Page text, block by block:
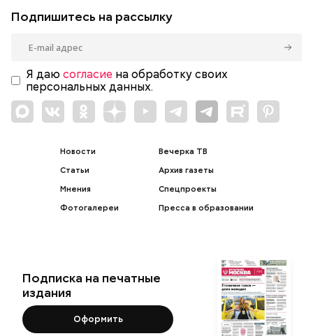
Подпишитесь на рассылку
Я даю согласие на обработку своих
персональных данных.
Новости
Статьи
Мнения
Фотогалереи
Вечерка ТВ
Архив газеты
Спецпроекты
Пресса в образовании
Подписка на печатные
издания
Оформить